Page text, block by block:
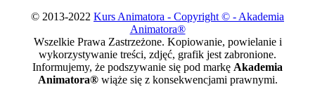
© 2013-2022 Kurs Animatora - Copyright © - Akademia
Animatora®
Wszelkie Prawa Zastrzeżone. Kopiowanie, powielanie i
wykorzystywanie treści, zdjęć, grafik jest zabronione.
Informujemy, że podszywanie się pod markę Akademia
Animatora®wiąże się z konsekwencjami prawnymi.